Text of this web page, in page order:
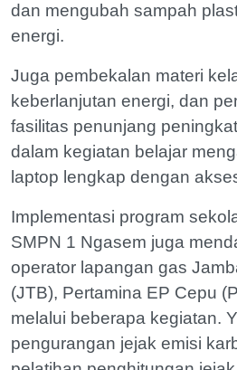
dan mengubah sampah
energi.
Juga pembekalan materi
keberlanjutan energi, dan
fasilitas penunjang
dalam kegiatan belajar
laptop lengkap dengan
Implementasi program
SMPN 1 Ngasem juga
operator lapangan gas
(JTB), Pertamina EP Cepu
melalui beberapa kegiatan.
pengurangan jejak emisi